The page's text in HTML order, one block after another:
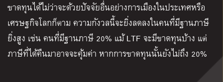
ขาดทุนได้ไม่ว่าจะด้วยปัจจัยอื่นอย่างการเมืองในประเทศหรือ
เศรษฐกิจโลกก็ตาม ความกังวลนี้จะยิ่งลดลงในคนที่มีฐานภาษี
ยิ่งสูง เช่น คนที่มีฐานภาษี 20% แม้ LTF จะมีขาดทุนบ้าง แต่
ภาษีที่ได้คืนมาอาจจะคุ้มค่า หากการขาดทุนนั้นยังไม่ถึง 20%